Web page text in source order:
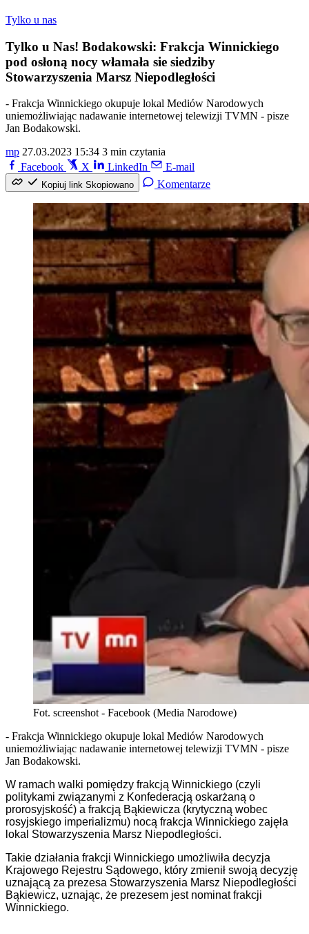
Tylko u nas
Tylko u Nas! Bodakowski: Frakcja Winnickiego
pod osłoną nocy włamała sie siedziby
Stowarzyszenia Marsz Niepodległości
- Frakcja Winnickiego okupuje lokal Mediów Narodowych
uniemożliwiając nadawanie internetowej telewizji TVMN - pisze
Jan Bodakowski.
mp 27.03.2023 15:34 3 min czytania
Facebook
X LinkedIn E-mail
Kopiuj link Skopiowano Komentarze
Fot. screenshot - Facebook (Media Narodowe)
- Frakcja Winnickiego okupuje lokal Mediów Narodowych
uniemożliwiając nadawanie internetowej telewizji TVMN - pisze
Jan Bodakowski.
W ramach walki pomiędzy frakcją Winnickiego (czyli
politykami związanymi z Konfederacją oskarżaną o
prorosyjskość) a frakcją Bąkiewicza (krytyczną wobec
rosyjskiego imperializmu) nocą frakcja Winnickiego zajęła
lokal Stowarzyszenia Marsz Niepodległości.
Takie działania frakcji Winnickiego umożliwiła decyzja
Krajowego Rejestru Sądowego, który zmienił swoją decyzję
uznającą za prezesa Stowarzyszenia Marsz Niepodległości
Bąkiewicz, uznając, że prezesem jest nominat frakcji
Winnickiego.